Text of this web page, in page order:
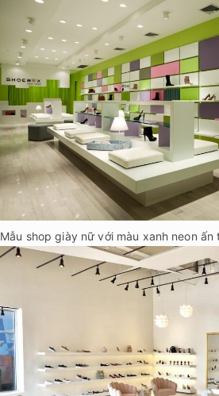
Mẫu shop giày nữ với màu xanh neon ấn